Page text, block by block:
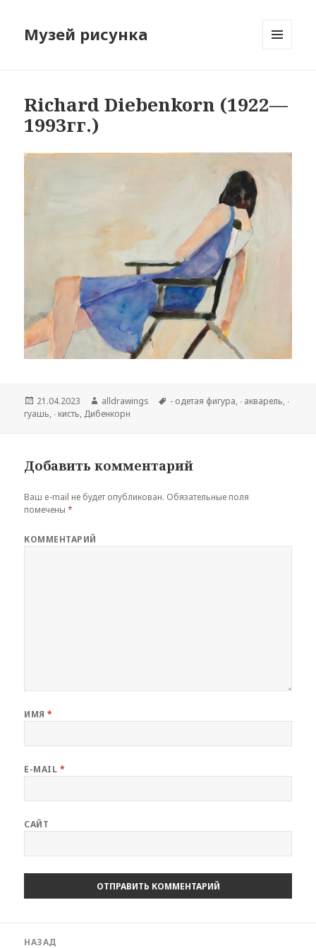
Музей рисунка
Richard Diebenkorn (1922—
1993гг.)
Опубликовано
21.04.2023 Автор
alldrawings Метки
- одетая фигура, ∙ акварель, ∙
гуашь, ∙ кисть, Дибенкорн
Добавить комментарий
Ваш e-mail не будет опубликован. Обязательные поля
помечены*
КОММЕНТАРИЙ
ИМЯ*
E-MAIL *
САЙТ
НАЗАД